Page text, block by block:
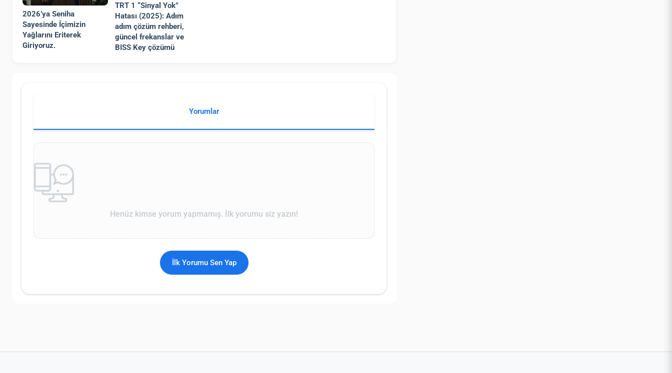
2026’ya Seniha
Sayesinde İçimizin
Yağlarını Eriterek
Giriyoruz.
TRT 1 “Sinyal Yok”
Hatası (2025): Adım
adım çözüm rehberi,
güncel frekanslar ve
BISS Key çözümü
Yorumlar
Henüz kimse yorum yapmamış. İlk yorumu siz yazın!
İlk Yorumu Sen Yap